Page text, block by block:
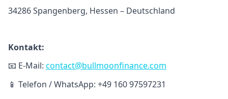
34286 Spangenberg, Hessen – Deutschland
Kontakt:
📧 E-Mail: contact@bullmoonfinance.com
📱 Telefon / WhatsApp: +49 160 97597231